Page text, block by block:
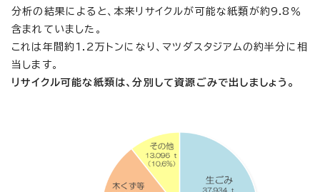
分析の結果によると、本来リサイクルが可能な紙類が約9.8％
含まれていました。
これは年間約1.2万トンになり、マツダスタジアムの約半分に相
当します。
リサイクル可能な紙類は、分別して資源ごみで出しましょう。